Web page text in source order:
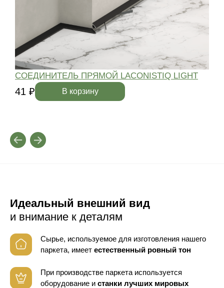
СОЕДИНИТЕЛЬ ПРЯМОЙ LACONISTIQ LIGHT
41 ₽ В корзину
Идеальный внешний вид
и внимание к деталям
Сырье, используемое для изготовления нашего
паркета, имеет естественный ровный тон
При производстве паркета используется
оборудование и станки лучших мировых